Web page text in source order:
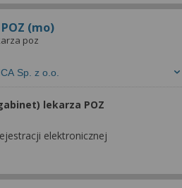
(mo)
poz
Sp. z o.o.
lekarza POZ
elektronicznej
celach. Jeżeli chcesz
chcesz przeprowadzić
to możesz tego dokonać
wykorzystywania
Serwisu.